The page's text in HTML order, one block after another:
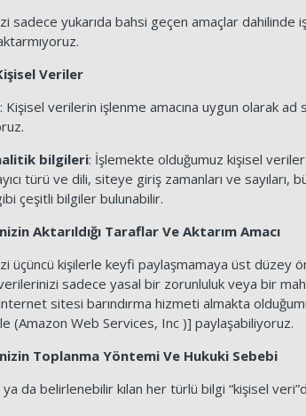
sadece yukarıda bahsi geçen amaçlar
Veriler
: Kişisel verilerin işlenme amacına uygun olarak
bilgileri: İşlemekte olduğumuz kişisel veriler
türü ve dili, siteye giriş zamanları ve sayıları,
çeşitli bilgiler bulunabilir.
Aktarıldığı Taraflar Ve Aktarım Amacı
üçüncü kişilerle keyfi paylaşmamaya üst
sadece yasal bir zorunluluk veya bir
sitesi barındırma hizmeti almakta
(Amazon Web Services, Inc )] paylaşabiliyoruz.
Toplanma Yöntemi Ve Hukuki Sebebi
da belirlenebilir kılan her türlü bilgi “kişisel